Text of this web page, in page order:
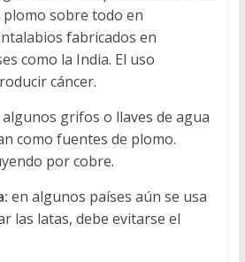
sobre todo en
fabricados en
como la India. El uso
cáncer.
algunos grifos o llaves de agua
como fuentes de plomo.
por cobre.
en algunos países aún se usa
las latas, debe evitarse el